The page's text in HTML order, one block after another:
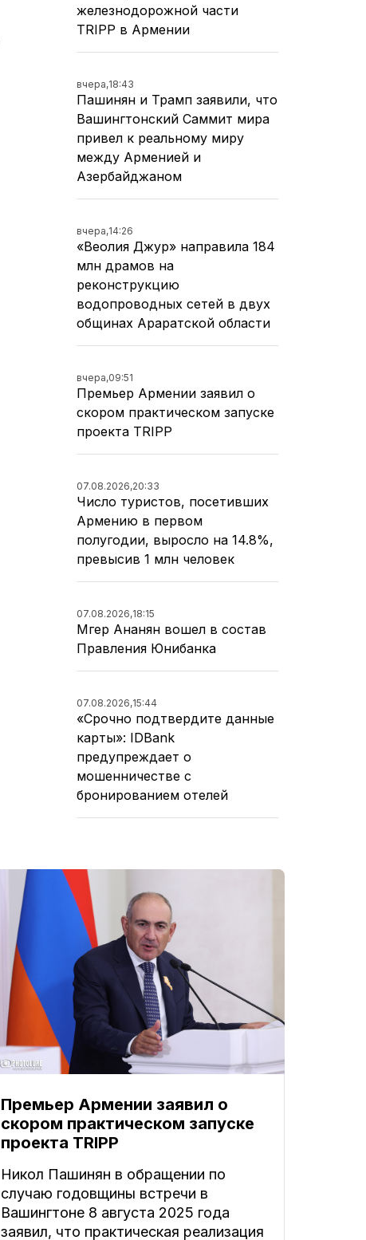
железнодорожной части
TRIPP в Армении
вчера,18:43
Пашинян и Трамп заявили, что
Вашингтонский Саммит мира
привел к реальному миру
между Арменией и
Азербайджаном
вчера,14:26
«Веолия Джур» направила 184
млн драмов на
реконструкцию
водопроводных сетей в двух
общинах Араратской области
вчера,09:51
Премьер Армении заявил о
скором практическом запуске
проекта TRIPP
07.08.2026,20:33
Число туристов, посетивших
Армению в первом
полугодии, выросло на 14.8%,
превысив 1 млн человек
07.08.2026,18:15
Мгер Ананян вошел в состав
Правления Юнибанка
07.08.2026,15:44
«Срочно подтвердите данные
карты»: IDBank
предупреждает о
мошенничестве с
бронированием отелей
Премьер Армении заявил о
скором практическом запуске
проекта TRIPP
Никол Пашинян в обращении по
случаю годовщины встречи в
Вашингтоне 8 августа 2025 года
заявил, что практическая реализация